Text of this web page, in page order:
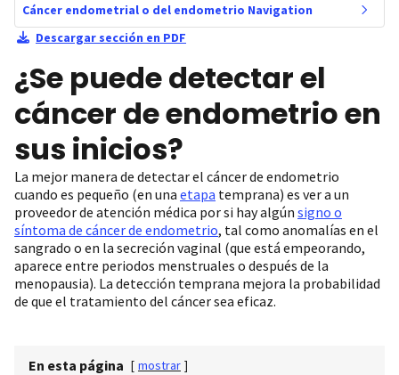
Cáncer endometrial o del endometrio Navigation
Descargar sección en PDF
¿Se puede detectar el
cáncer de endometrio en
sus inicios?
La mejor manera de detectar el cáncer de endometrio
cuando es pequeño (en una etapa temprana) es ver a un
proveedor de atención médica por si hay algún signo o
síntoma de cáncer de endometrio, tal como anomalías en el
sangrado o en la secreción vaginal (que está empeorando,
aparece entre periodos menstruales o después de la
menopausia). La detección temprana mejora la probabilidad
de que el tratamiento del cáncer sea eficaz.
En esta página [ mostrar ]